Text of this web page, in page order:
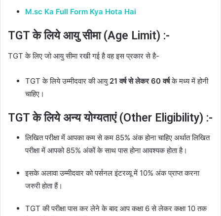
M.sc Ka Full Form Kya Hota Hai
TGT के लिये आयु सीमा (Age Limit) :-
TGT के लिए जो आयु सीमा रखी गई है वह इस प्रकार से है-
TGT के लिये उम्मीदवार की आयु 21 वर्ष से लेकर 60 वर्षके मध्य में होनी
चाहिए।
TGT के लिये अन्य योग्यताएं (Other Eligibility) :-
लिखित परीक्षा में आपका कम से कम 85% अंक होना चाहिए अर्थात लिखित
परीक्षा में आपको 85% अंकों के साथ पास होना आवश्यक होता है।
इसके अलावा उम्मीदवार को पर्सनल इंटरव्यू में 10% अंक प्राप्त करना
जरुरी होता हैं।
TGT की परीक्षा पास कर लेने के बाद आप कक्षा 6 से लेकर कक्षा 10 तक